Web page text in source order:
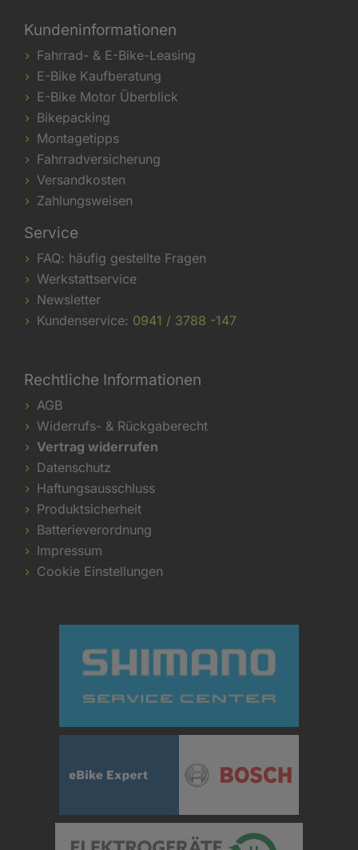
Kundeninformationen
Fahrrad- & E-Bike-Leasing
E-Bike Kaufberatung
E-Bike Motor Überblick
Bikepacking
Montagetipps
Fahrradversicherung
Versandkosten
Zahlungsweisen
Service
FAQ: häufig gestellte Fragen
Werkstattservice
Newsletter
Kundenservice: 0941 / 3788 -147
Rechtliche Informationen
AGB
Widerrufs- & Rückgaberecht
Vertrag widerrufen
Datenschutz
Haftungsausschluss
Produktsicherheit
Batterieverordnung
Impressum
Cookie Einstellungen